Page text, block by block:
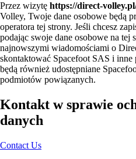
Przez wizytę https://direct-
Volley, Twoje dane osobowe będą
operatora tej strony. Jeśli chcesz
podając swoje dane osobowe na tej
najnowszymi wiadomościami o
skontaktować Spacefoot SAS i
będą również udostępniane
podmiotów powiązanych.
Kontakt w sprawie
danych
Contact Us